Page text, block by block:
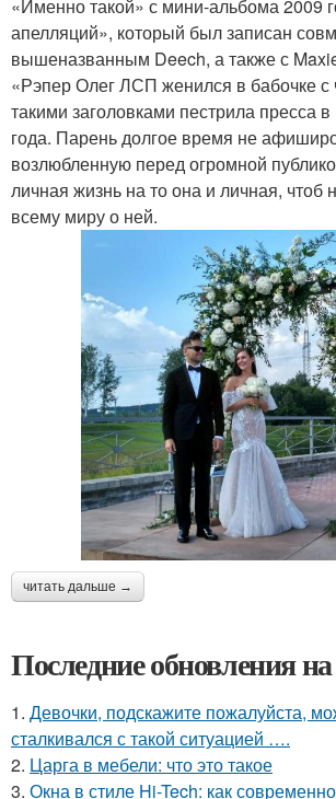
«Именно такой» с мини-альбома 2009
апелляций», который был записан
вышеназванным Deech, а также с
«Рэпер Олег ЛСП женился в бабочке с
такими заголовками пестрила пресса
года. Парень долгое время не
возлюбленную перед огромной
личная жизнь на то она и личная, чтоб
всему миру о ней.
читать дальше →
Последние обновления на
1. Девочки, подскажите пожалуйста,
сталкивался с такой ситуацией ….
2. Царга в мебели: что это такое
3. Окна в стиле Hi-Tech: как